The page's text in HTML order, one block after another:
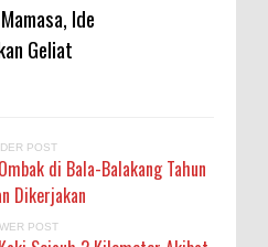
Ide
Geliat
POST
di Bala-Balakang Tahun
Dikerjakan
POST